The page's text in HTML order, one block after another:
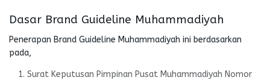
Dasar Brand Guideline Muhammadiyah
Penerapan Brand Guideline Muhammadiyah ini berdasarkan
pada,
Surat Keputusan Pimpinan Pusat Muhammadiyah Nomor